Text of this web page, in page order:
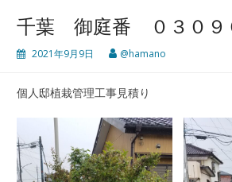
千葉 御庭番 ０３０９
2021年9月9日 @hamano
個人邸植栽管理工事見積り